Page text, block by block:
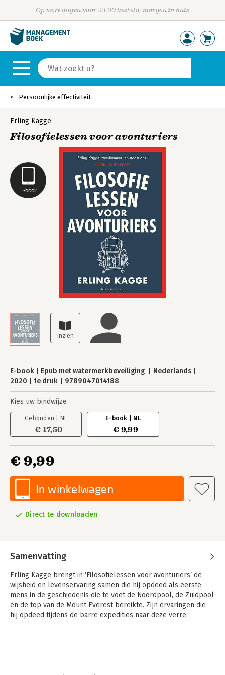
Op werkdagen voor 23:00 besteld, morgen in huis
Persoonlijke effectiviteit
E-book
Erling Kagge
Filosofielessen voor avonturiers
E-book Epub met watermerkbeveiliging
Nederlands
2020
1e druk 9789047014188
Kies uw bindwijze
Gebonden | NL
€ 17,50
E-book | NL
€ 9,99
€ 9,99
In winkelwagen
Direct te downloaden
Samenvatting
Erling Kagge brengt in ‘Filosofielessen voor avonturiers’ de
wijsheid en levenservaring samen die hij opdeed als eerste
mens in de geschiedenis die te voet de Noordpool, de Zuidpool
en de top van de Mount Everest bereikte. Zijn ervaringen die
hij opdeed tijdens de barre expedities naar deze verre
iedereen die van zijn leven een betekenisvol avontuur wil